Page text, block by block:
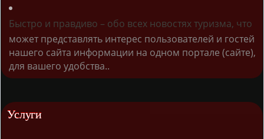
Быстро и правдиво – обо всех новостях туризма, что
может представлять интерес пользователей и гостей
нашего сайта информации на одном портале (сайте),
для вашего удобства..
Услуги